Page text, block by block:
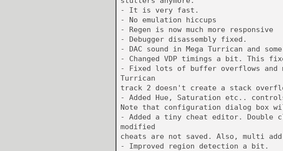
- It is very fast.
- No emulation hiccups
- Regen is now much more responsive
- Debugger disassembly fixed.
- DAC sound in Mega Turrican and
- Changed VDP timings a bit. This
- Fixed lots of buffer overflows and
Turrican
track 2 doesn't create a stack
- Added Hue, Saturation etc..
Note that configuration dialog box
- Added a tiny cheat editor.
modified
cheats are not saved. Also, multi
- Improved region detection a bit.